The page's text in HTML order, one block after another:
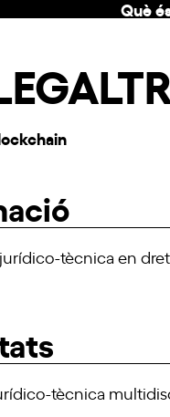
Què
tècnica en
tècnica